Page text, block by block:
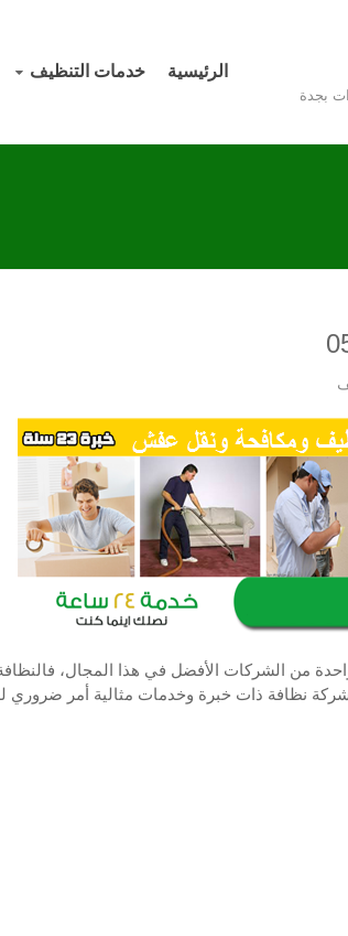
بجدة
الرئيسية خدمات التنظيف
من الشركات الأفضل في هذا المجال،
نظافة ذات خبرة وخدمات مثالية أمر ضروري